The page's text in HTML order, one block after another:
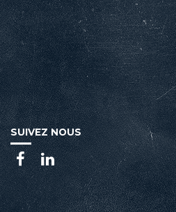
SUIVEZ NOUS